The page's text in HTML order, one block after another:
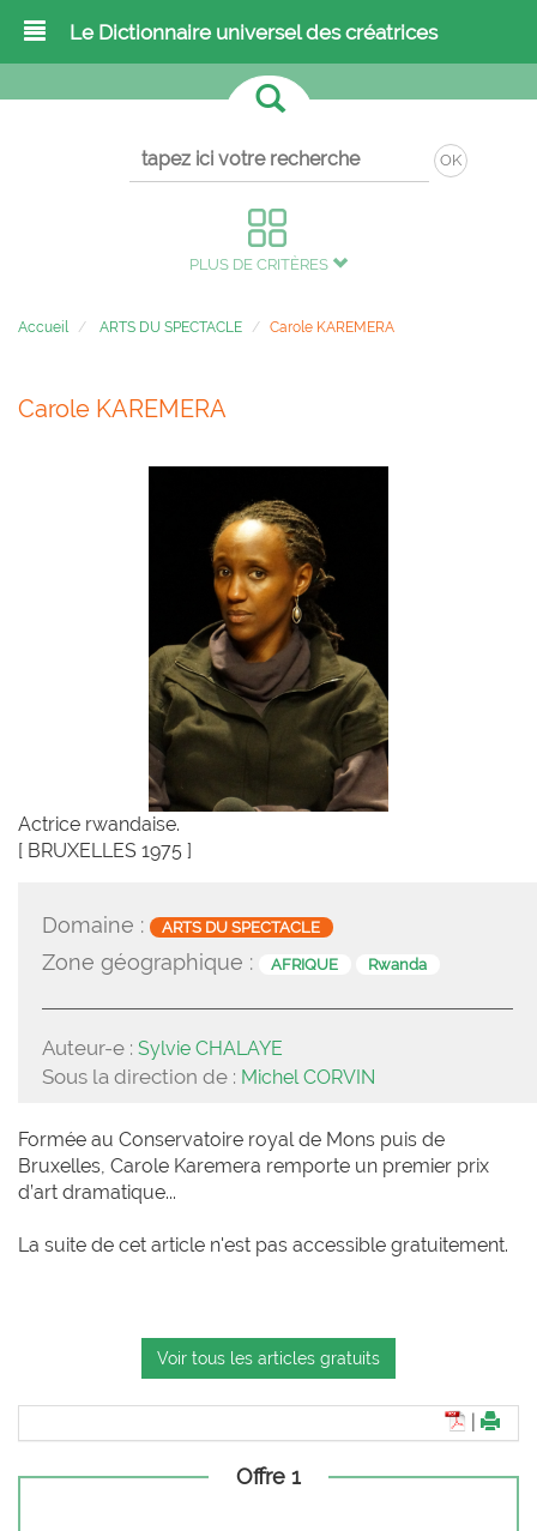
Le Dictionnaire universel des créatrices
OK
PLUS DE CRITÈRES
Accueil ARTS DU SPECTACLE Carole KAREMERA
Carole KAREMERA
Actrice rwandaise.
[ BRUXELLES 1975 ]
Domaine : ARTS DU SPECTACLE
Zone géographique : AFRIQUE Rwanda
Auteur-e : Sylvie CHALAYE
Sous la direction de : Michel CORVIN
Formée au Conservatoire royal de Mons puis de
Bruxelles, Carole Karemera remporte un premier prix
d’art dramatique...
La suite de cet article n'est pas accessible gratuitement.
Voir tous les articles gratuits
Offre 1